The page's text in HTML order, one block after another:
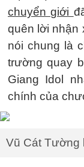
chuyển giới
quên lời nhận
nói chung là
trường quay
Giang Idol
chính của
Vũ Cát Tường